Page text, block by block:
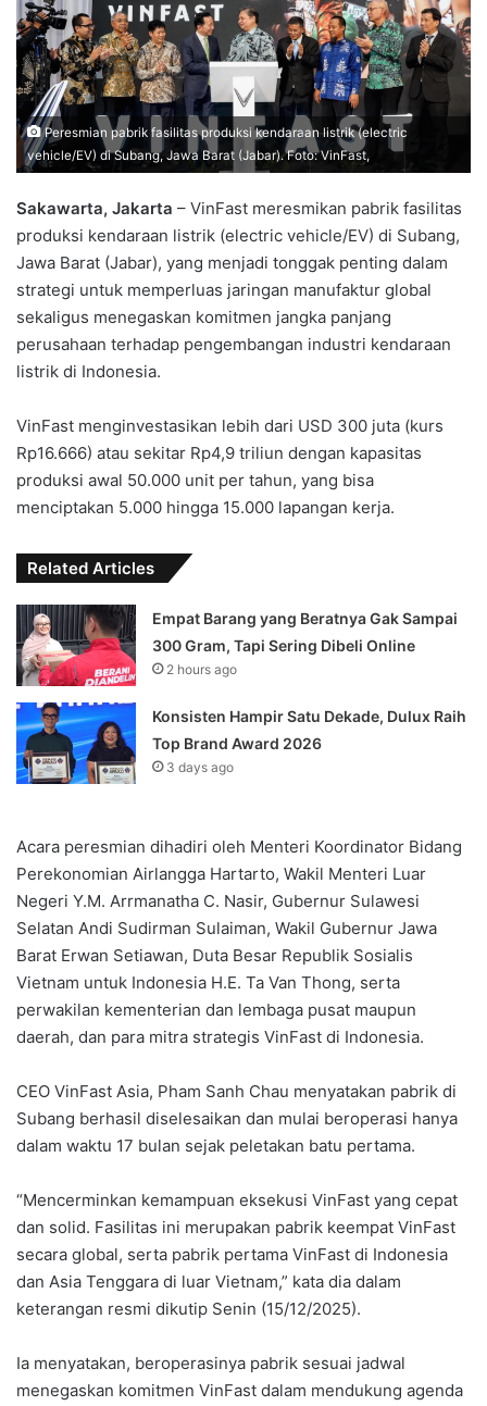
Peresmian pabrik fasilitas produksi kendaraan listrik (electric
vehicle/EV) di Subang, Jawa Barat (Jabar). Foto: VinFast,
Sakawarta, Jakarta – VinFast meresmikan pabrik fasilitas
produksi kendaraan listrik (electric vehicle/EV) di Subang,
Jawa Barat (Jabar), yang menjadi tonggak penting dalam
strategi untuk memperluas jaringan manufaktur global
sekaligus menegaskan komitmen jangka panjang
perusahaan terhadap pengembangan industri kendaraan
listrik di Indonesia.
VinFast menginvestasikan lebih dari USD 300 juta (kurs
Rp16.666) atau sekitar Rp4,9 triliun dengan kapasitas
produksi awal 50.000 unit per tahun, yang bisa
menciptakan 5.000 hingga 15.000 lapangan kerja.
Related Articles
Empat Barang yang Beratnya Gak Sampai
300 Gram, Tapi Sering Dibeli Online
2 hours ago
Konsisten Hampir Satu Dekade, Dulux Raih
Top Brand Award 2026
3 days ago
Acara peresmian dihadiri oleh Menteri Koordinator Bidang
Perekonomian Airlangga Hartarto, Wakil Menteri Luar
Negeri Y.M. Arrmanatha C. Nasir, Gubernur Sulawesi
Selatan Andi Sudirman Sulaiman, Wakil Gubernur Jawa
Barat Erwan Setiawan, Duta Besar Republik Sosialis
Vietnam untuk Indonesia H.E. Ta Van Thong, serta
perwakilan kementerian dan lembaga pusat maupun
daerah, dan para mitra strategis VinFast di Indonesia.
CEO VinFast Asia, Pham Sanh Chau menyatakan pabrik di
Subang berhasil diselesaikan dan mulai beroperasi hanya
dalam waktu 17 bulan sejak peletakan batu pertama.
“Mencerminkan kemampuan eksekusi VinFast yang cepat
dan solid. Fasilitas ini merupakan pabrik keempat VinFast
secara global, serta pabrik pertama VinFast di Indonesia
dan Asia Tenggara di luar Vietnam,” kata dia dalam
keterangan resmi dikutip Senin (15/12/2025).
Ia menyatakan, beroperasinya pabrik sesuai jadwal
menegaskan komitmen VinFast dalam mendukung agenda